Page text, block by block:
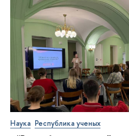
Наука Республика ученых